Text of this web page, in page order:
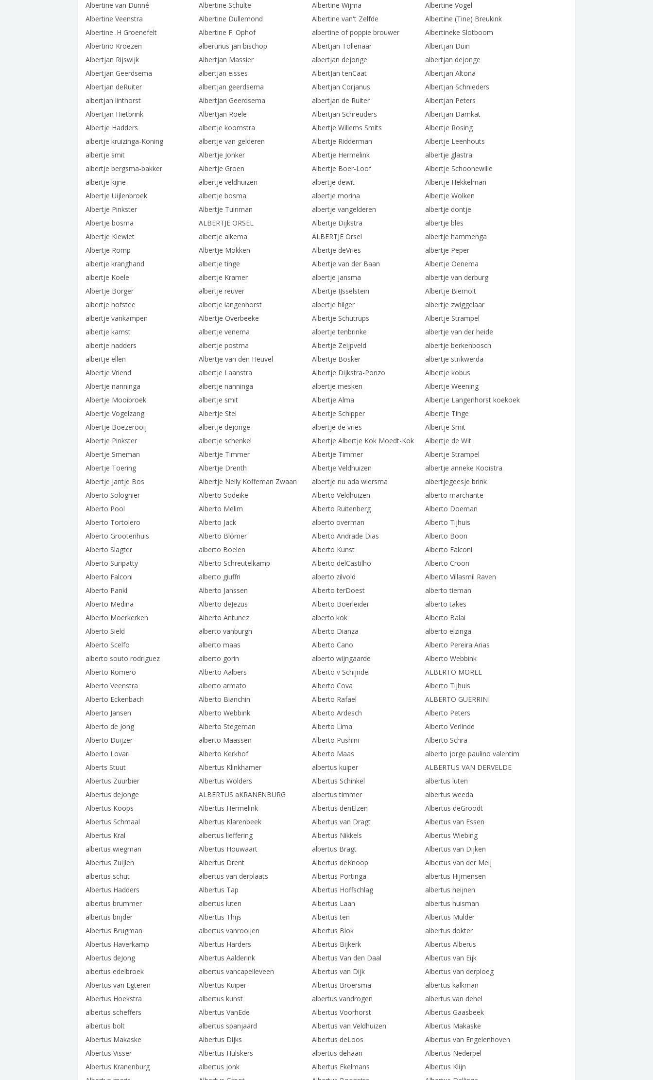
Albertine van Dunné
Albertine Schulte Albertine Wijma
Albertine Vogel
Albertine Veenstra
Albertine Dullemond Albertine van't Zelfde
Albertine (Tine) Breukink
Albertine .H Groenefelt
Albertine F. Ophof albertine of poppie brouwer
Albertineke Slotboom
Albertino Kroezen
albertinus jan bischop Albertjan Tollenaar
Albertjan Duin
Albertjan Rijswijk
Albertjan Massier albertjan dejonge
albertjan dejonge
Albertjan Geerdsema
albertjan eisses AlbertJan tenCaat
Albertjan Altona
Albertjan deRuiter
albertjan geerdsema Albertjan Corjanus
Albertjan Schnieders
albertjan linthorst
Albertjan Geerdsema albertjan de Ruiter
Albertjan Peters
Albertjan Hietbrink
Albertjan Roele Albertjan Schreuders
Albertjan Damkat
Albertje Hadders
albertje koornstra Albertje Willems Smits
Albertje Rosing
albertje kruizinga-Koning
albertje van gelderen Albertje Ridderman
Albertje Leenhouts
albertje smit
Albertje Jonker Albertje Hermelink
albertje glastra
albertje bergsma-bakker
Albertje Groen Albertje Boer-Loof
Albertje Schoonewille
albertje kijne
albertje veldhuizen albertje dewit
Albertje Hekkelman
Albertje Uijlenbroek
albertje bosma albertje morina
Albertje Wolken
Albertje Pinkster
Albertje Tuinman albertje vangelderen
albertje dontje
Albertje bosma
ALBERTJE ORSEL Albertje Dijkstra
albertje bles
Albertje Kiewiet
albertje alkema ALBERTJE Orsel
albertje hammenga
Albertje Romp
Albertje Mokken Albertje deVries
albertje Peper
albertje kranghand
albertje tinge Albertje van der Baan
Albertje Oenema
albertje Koele
albertje Kramer albertje jansma
albertje van derburg
Albertje Borger
albertje reuver Albertje IJsselstein
Albertje Biemolt
albertje hofstee
albertje langenhorst albertje hilger
albertje zwiggelaar
albertje vankampen
Albertje Overbeeke Albertje Schutrups
Albertje Strampel
albertje kamst
albertje venema albertje tenbrinke
albertje van der heide
albertje hadders
albertje postma Albertje Zeijpveld
albertje berkenbosch
albertje ellen
Albertje van den Heuvel Albertje Bosker
albertje strikwerda
Albertje Vriend
albertje Laanstra Albertje Dijkstra-Ponzo
Albertje kobus
Albertje nanninga
albertje nanninga albertje mesken
Albertje Weening
Albertje Mooibroek
albertje smit Albertje Alma
Albertje Langenhorst koekoek
Albertje Vogelzang
Albertje Stel Albertje Schipper
Albertje Tinge
Albertje Boezerooij
albertje dejonge albertje de vries
Albertje Smit
Albertje Pinkster
albertje schenkel Albertje Albertje Kok Moedt-Kok
Albertje de Wit
Albertje Smeman
Albertje Timmer Albertje Timmer
Albertje Strampel
Albertje Toering
Albertje Drenth Albertje Veldhuizen
albertje anneke Kooistra
Albertje Jantje Bos
Albertje Nelly Koffeman Zwaan albertje nu ada wiersma
albertjegeesje brink
Alberto Solognier
Alberto Sodeike Alberto Veldhuizen
alberto marchante
Alberto Pool
Alberto Melim Alberto Ruitenberg
Alberto Doeman
Alberto Tortolero
Alberto Jack alberto overman
Alberto Tijhuis
Alberto Grootenhuis
Alberto Blömer Alberto Andrade Dias
Alberto Boon
Alberto Slagter
alberto Boelen Alberto Kunst
Alberto Falconi
Alberto Suripatty
Alberto Schreutelkamp Alberto delCastilho
Alberto Croon
Alberto Falconi
alberto giuffri alberto zilvold
Alberto Villasmil Raven
Alberto Pankl
Alberto Janssen Alberto terDoest
alberto tieman
Alberto Medina
Alberto deJezus Alberto Boerleider
alberto takes
Alberto Moerkerken
Alberto Antunez alberto kok
Alberto Balai
Alberto Sield
alberto vanburgh Alberto Dianza
alberto elzinga
Alberto Scelfo
alberto maas Alberto Cano
Alberto Pereira Arias
alberto souto rodriguez
alberto gorin alberto wijngaarde
Alberto Webbink
Alberto Romero
Alberto Aalbers Alberto v Schijndel
ALBERTO MOREL
Alberto Veenstra
alberto armato Alberto Cova
Alberto Tijhuis
Alberto Eckenbach
Alberto Bianchin Alberto Rafael
ALBERTO GUERRINI
Alberto Jansen
Alberto Webbink Alberto Ardesch
Alberto Peters
Alberto de Jong
Alberto Stegeman Alberto Lima
Alberto Verlinde
Alberto Duijzer
alberto Maassen Alberto Pushini
Alberto Schra
Alberto Lovari
Alberto Kerkhof Alberto Maas
alberto jorge paulino valentim
Alberts Stuut
Albertus Klinkhamer albertus kuiper
ALBERTUS VAN DERVELDE
Albertus Zuurbier
Albertus Wolders Albertus Schinkel
albertus luten
Albertus deJonge
ALBERTUS aKRANENBURG albertus timmer
albertus weeda
Albertus Koops
Albertus Hermelink Albertus denElzen
Albertus deGroodt
Albertus Schmaal
Albertus Klarenbeek Albertus van Dragt
Albertus van Essen
Albertus Kral
albertus lieffering Albertus Nikkels
Albertus Wiebing
albertus wiegman
Albertus Houwaart albertus Bragt
Albertus van Dijken
Albertus Zuijlen
Albertus Drent Albertus deKnoop
Albertus van der Meij
albertus schut
albertus van derplaats Albertus Portinga
albertus Hijmensen
Albertus Hadders
Albertus Tap Albertus Hoffschlag
albertus heijnen
albertus brummer
albertus luten Albertus Laan
albertus huisman
albertus brijder
Albertus Thijs Albertus ten
Albertus Mulder
Albertus Brugman
albertus vanrooijen Albertus Blok
albertus dokter
Albertus Haverkamp
Albertus Harders Albertus Bijkerk
Albertus Alberus
Albertus deJong
Albertus Aalderink Albertus Van den Daal
Albertus van Eijk
albertus edelbroek
albertus vancapelleveen Albertus van Dijk
Albertus van derploeg
Albertus van Egteren
Albertus Kuiper Albertus Broersma
albertus kalkman
Albertus Hoekstra
albertus kunst albertus vandrogen
albertus van dehel
albertus scheffers
Albertus VanEde Albertus Voorhorst
Albertus Gaasbeek
albertus bolt
albertus spanjaard Albertus van Veldhuizen
Albertus Makaske
Albertus Makaske
Albertus Dijks Albertus deLoos
Albertus van Engelenhoven
Albertus Visser
Albertus Hulskers albertus dehaan
Albertus Nederpel
Albertus Kranenburg
albertus jonk Albertus Ekelmans
Albertus Klijn